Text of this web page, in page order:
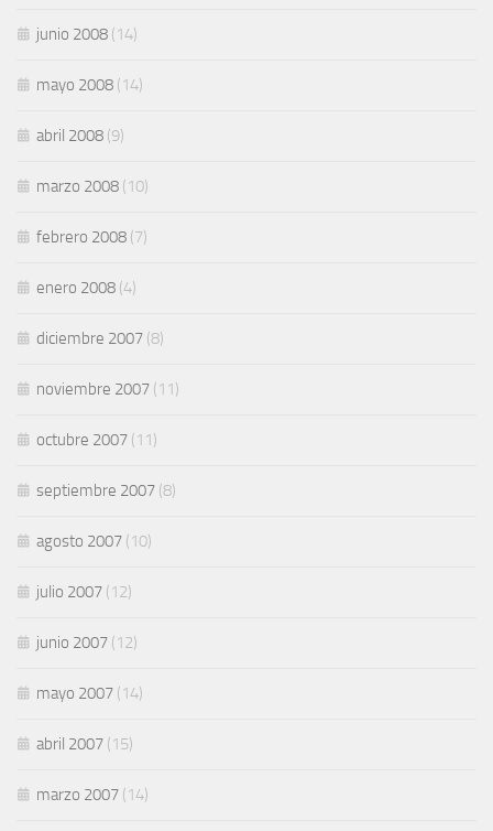
junio 2008 (14)
mayo 2008 (14)
abril 2008 (9)
marzo 2008 (10)
febrero 2008 (7)
enero 2008 (4)
diciembre 2007 (8)
noviembre 2007 (11)
octubre 2007 (11)
septiembre 2007 (8)
agosto 2007 (10)
julio 2007 (12)
junio 2007 (12)
mayo 2007 (14)
abril 2007 (15)
marzo 2007 (14)